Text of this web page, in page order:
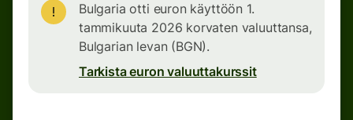
Bulgaria otti euron käyttöön 1.
tammikuuta 2026 korvaten valuuttansa,
Bulgarian levan (BGN).
Tarkista euron valuuttakurssit